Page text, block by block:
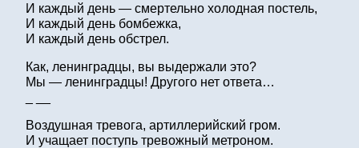
И каждый день — смертельно холодная постель,
И каждый день бомбежка,
И каждый день обстрел.
Как, ленинградцы, вы выдержали это?
Мы — ленинградцы! Другого нет ответа…
Воздушная тревога, артиллерийский гром.
И учащает поступь тревожный метроном.